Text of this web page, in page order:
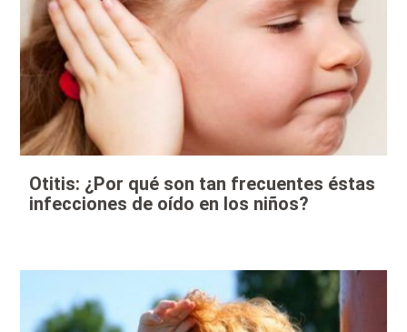
Otitis: ¿Por qué son tan frecuentes éstas
infecciones de oído en los niños?